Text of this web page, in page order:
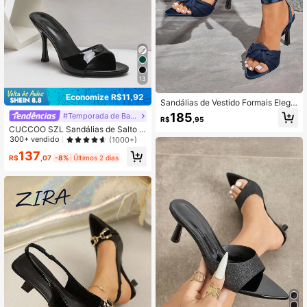
Pretos
13
Economize R$11,92
#Temporada de Bailes Formais
CUCCOO SZL Sandálias de Salto A
lto Versáteis e da Moda para Uso Ex
300+ vendido (1000+)
R$137 ,07 -8% Últimos 2 dias
Sandálias de Vestido Formais Elega
ntes Versáteis para Uso Externo, Tra
balho e Festa, Salto Agulha Bico Fin
Mulheres
R$185 ,95